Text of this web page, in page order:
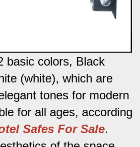
basic colors, Black
(white), which are
tones for modern
for all ages, according
Safes For Sale.